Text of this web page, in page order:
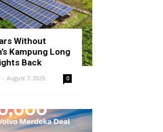
Without
Kampung Long
Back
- August 7, 2026 0